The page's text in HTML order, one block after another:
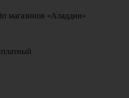
магазинов «Аладдин»